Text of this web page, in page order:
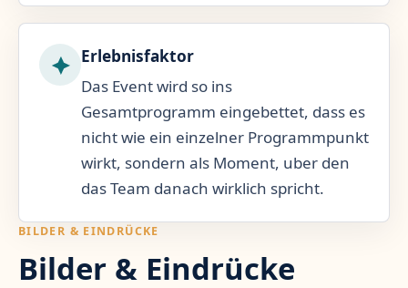
Erlebnisfaktor
Das Event wird so ins
Gesamtprogramm eingebettet, dass es
nicht wie ein einzelner Programmpunkt
wirkt, sondern als Moment, uber den
das Team danach wirklich spricht.
BILDER & EINDRÜCKE
Bilder & Eindrücke